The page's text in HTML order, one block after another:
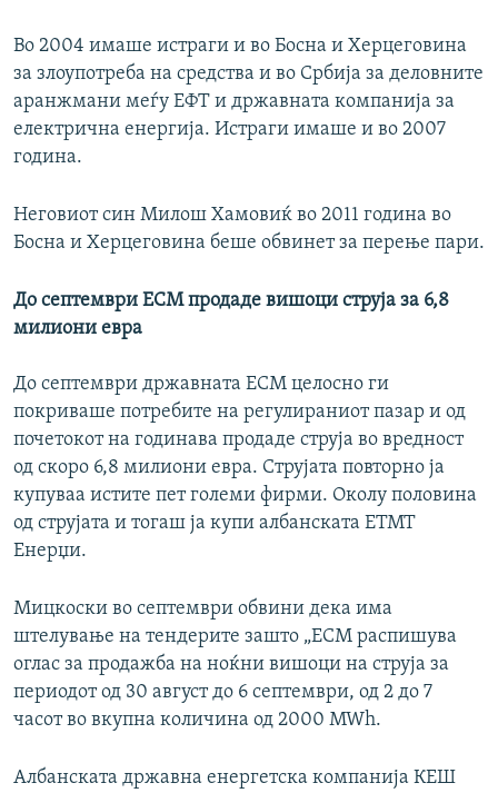
Во 2004 имаше истраги и во Босна и Херцеговина
за злоупотреба на средства и во Србија за деловните
аранжмани меѓу ЕФТ и државната компанија за
електрична енергија. Истраги имаше и во 2007
година.
Неговиот син Милош Хамовиќ во 2011 година во
Босна и Херцеговина беше обвинет за перење пари.
До септември ЕСМ продаде вишоци струја за 6,8
милиони евра
До септември државната ЕСМ целосно ги
покриваше потребите на регулираниот пазар и од
почетокот на годинава продаде струја во вредност
од скоро 6,8 милиони евра. Струјата повторно ја
купуваа истите пет големи фирми. Околу половина
од струјата и тогаш ја купи албанската ЕТМТ
Енерџи.
Мицкоски во септември обвини дека има
штелување на тендерите зашто „ЕСМ распишува
оглас за продажба на ноќни вишоци на струја за
периодот од 30 август до 6 септември, од 2 до 7
часот во вкупна количина од 2000 MWh.
Албанската државна енергетска компанија КЕШ